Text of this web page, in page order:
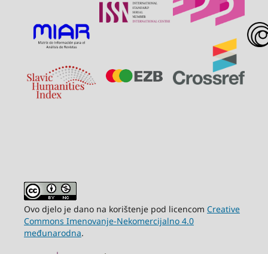
Ovo djelo je dano na korištenje pod licencom Creative
Commons Imenovanje-Nekomercijalno 4.0
međunarodna.